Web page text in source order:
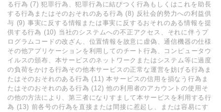
る⾏為 (7) 犯罪⾏為、犯罪⾏為に結びつく⾏為もしくはこれを助⻑
する⾏為またはそのおそれのある⾏為 (8) 反社会的勢⼒への利益供
与 (9) 事実に反する情報または事実に反するおそれのある情報を提
供する⾏為 (10) 当社のシステムへの不正アクセス、それに伴うプ
ログラムコードの改ざん、位置情報を故意に虚偽、通信機器の仕様
その他アプリケーションを利⽤してのチート⾏為、コンピュータウ
イルスの頒布、本サービスのネットワークまたはシステム等に過度
の負荷をかける⾏為その他本サービスの正常な運営を妨げる⾏為ま
たはそのおそれのある⾏為 (11) 本サービスの信⽤を損なう⾏為ま
たはそのおそれのある⾏為 (12) 他の利⽤者のアカウントの使⽤そ
の他の⽅法により、第三者になりすまして本サービスを利⽤する⾏
為 (13) 前各号の⾏為を直接または間接に惹起し、または容易にす